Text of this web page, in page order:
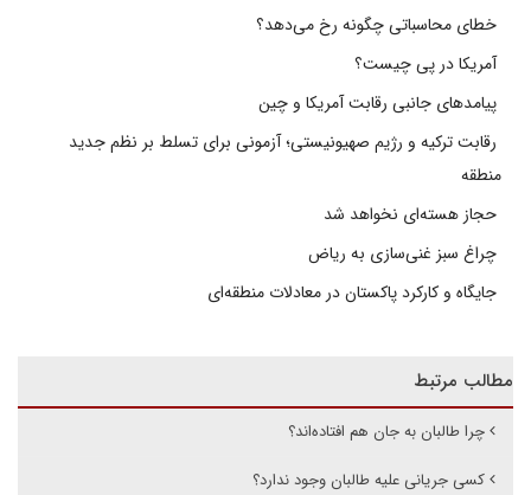
خطای محاسباتی چگونه رخ می‌دهد؟
آمریکا در پی چیست؟
پیامدهای جانبی رقابت آمریکا و چین
رقابت ترکیه و رژیم صهیونیستی؛ آزمونی برای تسلط بر نظم جدید
منطقه
حجاز هسته‌ای نخواهد شد
چراغ سبز غنی‌سازی به ریاض
جایگاه و کارکرد پاکستان در معادلات منطقه‌ای
مطالب مرتبط
چرا طالبان به جان هم افتاده‌اند؟
کسی جریانی علیه طالبان وجود ندارد؟